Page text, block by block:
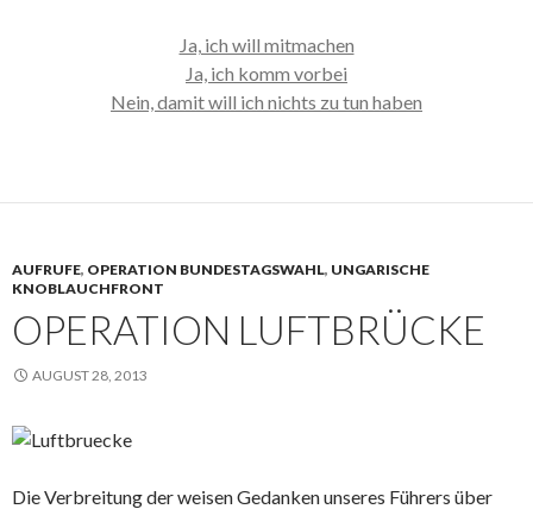
Ja, ich will mitmachen
Ja, ich komm vorbei
Nein, damit will ich nichts zu tun haben
AUFRUFE, OPERATION BUNDESTAGSWAHL, UNGARISCHE
KNOBLAUCHFRONT
OPERATION LUFTBRÜCKE
AUGUST 28, 2013
Die Verbreitung der weisen Gedanken unseres Führers über